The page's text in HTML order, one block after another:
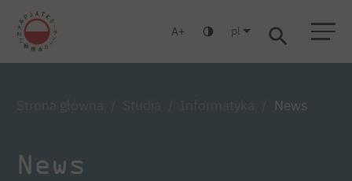
Warszawa Gdańsk Liceum Studia podyplomowe Studia MBA
A pl
News
News